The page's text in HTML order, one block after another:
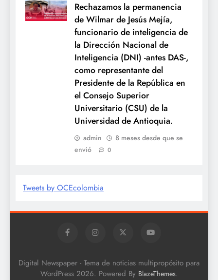
Rechazamos la permanencia
de Wilmar de Jesús Mejía,
funcionario de inteligencia de
la Dirección Nacional de
Inteligencia (DNI) -antes DAS-,
como representante del
Presidente de la República en
el Consejo Superior
Universitario (CSU) de la
Universidad de Antioquia.
admin
8 meses desde que se
envió
0
Tweets by OCEcolombia
Digital Newspaper - Tema de noticias multipropósito para
WordPress 2026. Powered By BlazeThemes.